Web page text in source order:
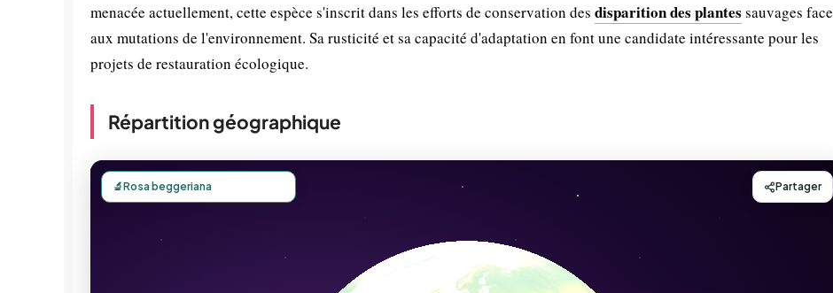
menacée actuellement, cette espèce s'inscrit dans les efforts de conservation des disparition des plantes sauvages face
aux mutations de l'environnement. Sa rusticité et sa capacité d'adaptation en font une candidate intéressante pour les
projets de restauration écologique.
Répartition géographique